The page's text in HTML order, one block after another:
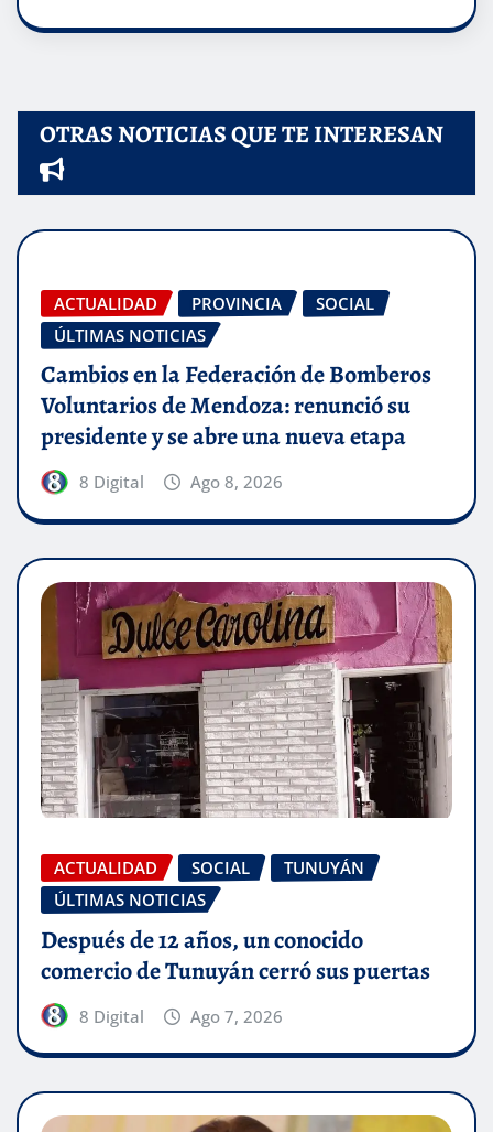
OTRAS NOTICIAS QUE TE INTERESAN
ACTUALIDAD PROVINCIA
SOCIAL
ÚLTIMAS NOTICIAS
Cambios en la Federación de Bomberos
Voluntarios de Mendoza: renunció su
presidente y se abre una nueva etapa
8 Digital Ago 8, 2026
ACTUALIDAD SOCIAL
TUNUYÁN
ÚLTIMAS NOTICIAS
Después de 12 años, un conocido
comercio de Tunuyán cerró sus puertas
8 Digital Ago 7, 2026